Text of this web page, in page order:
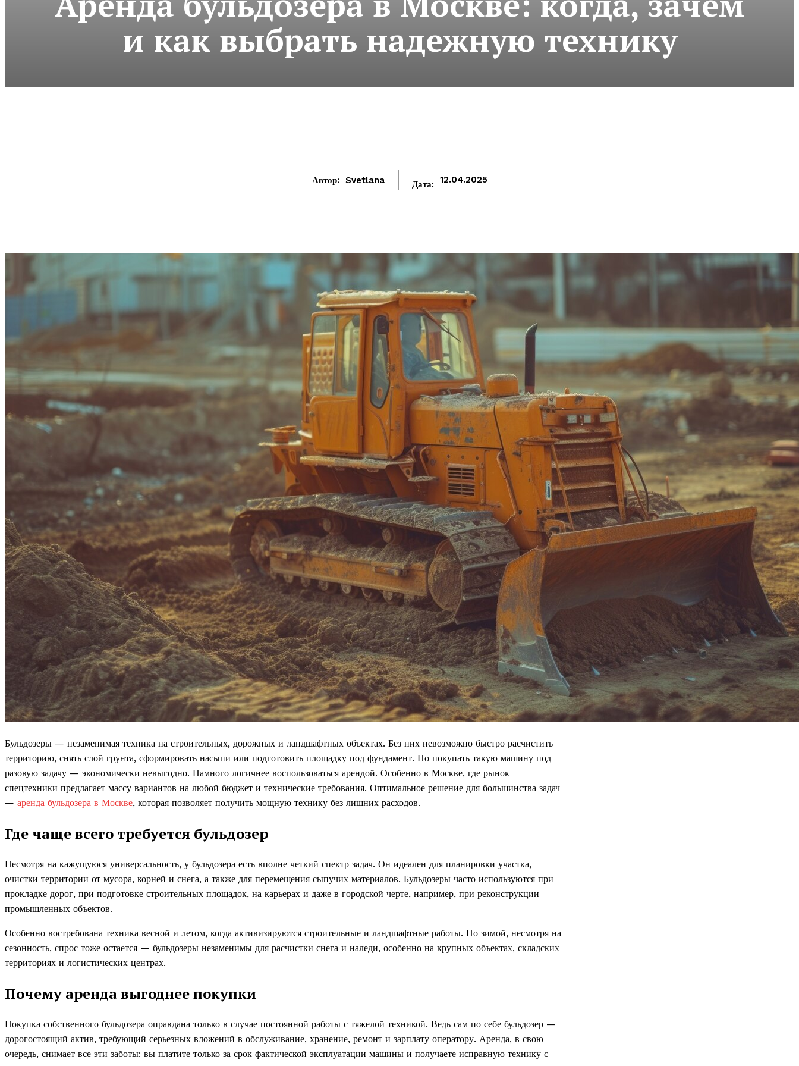
и как выбрать надежную технику
Автор: Svetlana Дата: 12.04.2025
Бульдозеры — незаменимая техника на строительных, дорожных и ландшафтных объектах. Без них невозможно быстро расчистить
территорию, снять слой грунта, сформировать насыпи или подготовить площадку под фундамент. Но покупать такую машину под
разовую задачу — экономически невыгодно. Намного логичнее воспользоваться арендой. Особенно в Москве, где рынок
спецтехники предлагает массу вариантов на любой бюджет и технические требования. Оптимальное решение для большинства задач
— аренда бульдозера в Москве, которая позволяет получить мощную технику без лишних расходов.
Где чаще всего требуется бульдозер
Несмотря на кажущуюся универсальность, у бульдозера есть вполне четкий спектр задач. Он идеален для планировки участка,
очистки территории от мусора, корней и снега, а также для перемещения сыпучих материалов. Бульдозеры часто используются при
прокладке дорог, при подготовке строительных площадок, на карьерах и даже в городской черте, например, при реконструкции
промышленных объектов.
Особенно востребована техника весной и летом, когда активизируются строительные и ландшафтные работы. Но зимой, несмотря на
сезонность, спрос тоже остается — бульдозеры незаменимы для расчистки снега и наледи, особенно на крупных объектах, складских
территориях и логистических центрах.
Почему аренда выгоднее покупки
Покупка собственного бульдозера оправдана только в случае постоянной работы с тяжелой техникой. Ведь сам по себе бульдозер —
дорогостоящий актив, требующий серьезных вложений в обслуживание, хранение, ремонт и зарплату оператору. Аренда, в свою
очередь, снимает все эти заботы: вы платите только за срок фактической эксплуатации машины и получаете исправную технику с